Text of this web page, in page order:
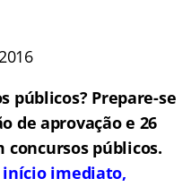
públicos? Prepare-se
de aprovação e 26
concursos públicos.
início imediato,